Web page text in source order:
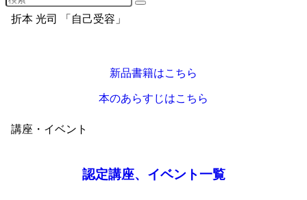
折本 光司 「自己受容」
新品書籍はこちら
本のあらすじはこちら
講座・イベント
認定講座、イベント一覧